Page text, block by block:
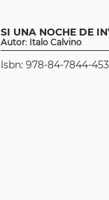
SI UNA NOCHE DE
Autor: Italo Calvino
Isbn: 978-84-7844-